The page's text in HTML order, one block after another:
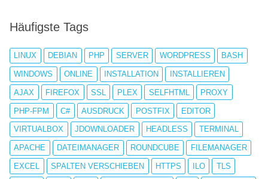
Häufigste Tags
LINUX DEBIAN PHP SERVER WORDPRESS BASH
WINDOWS ONLINE INSTALLATION INSTALLIEREN
AJAX FIREFOX SSL PLEX SELFHTML PROXY
PHP-FPM C# AUSDRUCK POSTFIX EDITOR
VIRTUALBOX JDOWNLOADER HEADLESS TERMINAL
APACHE DATEIMANAGER ROUNDCUBE FILEMANAGER
EXCEL SPALTEN VERSCHIEBEN HTTPS ILO TLS